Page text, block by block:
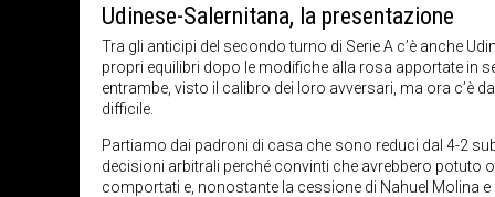
Udinese-Salernitana, la presentazione
Tra gli anticipi del secondo turno di Serie A c’è anche
propri equilibri dopo le modifiche alla rosa apportate in
entrambe, visto il calibro dei loro avversari, ma ora c’è
difficile.
Partiamo dai padroni di casa che sono reduci dal 4-2
decisioni arbitrali perché convinti che avrebbero potuto
comportati e, nonostante la cessione di Nahuel Molina